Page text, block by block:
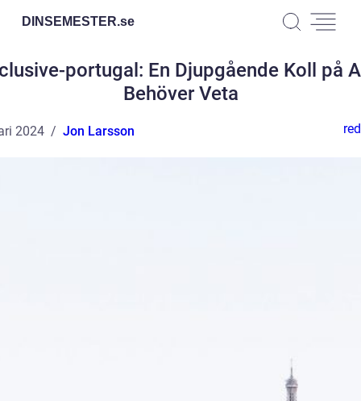
DINSEMESTER.se
portugal: En Djupgående Koll på
Behöver Veta
2024 Jon Larsson